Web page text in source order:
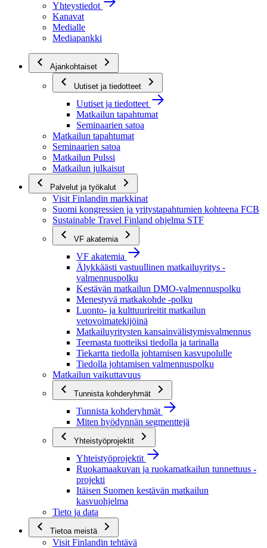
Yhteystiedot
Kanavat
Medialle
Mediapankki
Ajankohtaiset
Uutiset ja tiedotteet
Uutiset ja tiedotteet
Matkailun tapahtumat
Seminaarien satoa
Matkailun tapahtumat
Seminaarien satoa
Matkailun Pulssi
Matkailun julkaisut
Palvelut ja työkalut
Visit Finlandin markkinat
Suomi kongressien ja yritystapahtumien kohteena FCB
Sustainable Travel Finland ohjelma STF
VF akatemia
VF akatemia
Älykkäästi vastuullinen matkailuyritys -
valmennuspolku
Kestävän matkailun DMO-valmennuspolku
Menestyvä matkakohde -polku
Luonto- ja kulttuurireitit matkailun
vetovoimatekijöinä
Matkailuyritysten kansainvälistymisvalmennus
Teemasta tuotteiksi tiedolla ja tarinalla
Tiekartta tiedolla johtamisen kasvupolulle
Tiedolla johtamisen valmennuspolku
Matkailun vaikuttavuus
Tunnista kohderyhmät
Tunnista kohderyhmät
Miten hyödynnän segmenttejä
Yhteistyöprojektit
Yhteistyöprojektit
Ruokamaakuvan ja ruokamatkailun tunnettuus -
projekti
Itäisen Suomen kestävän matkailun
kasvuohjelma
Tieto ja data
Tietoa meistä
Visit Finlandin tehtävä